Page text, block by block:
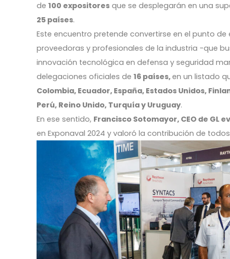
de 100 expositores que se desplegarán en una
25 países.
Este encuentro pretende convertirse en el punto
proveedoras y profesionales de la industria -que
innovación tecnológica en defensa y seguridad
delegaciones oficiales de 16 países,en un listado
Colombia, Ecuador, España, Estados Unidos,
Perú, Reino Unido, Turquía y Uruguay.
En ese sentido, Francisco Sotomayor, CEO de GL
en Exponaval 2024 y valoró la contribución de